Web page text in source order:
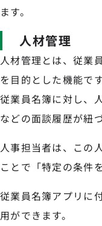
ます。
人材管理
人材管理とは、従業
を目的とした機能です
従業員名簿に対し、
などの面談履歴が紐
人事担当者は、この
ことで「特定の条件
従業員名簿アプリに
用ができます。